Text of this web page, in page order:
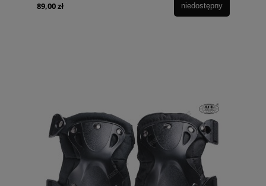
89,00 zł niedostępny